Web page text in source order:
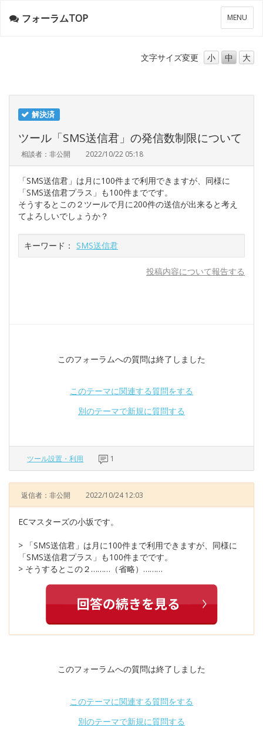
メ
ニ
ー
MENU
フォーラムTOP
文字サイズ変更 小 中 大
解決済
ツール「SMS送信君」の発信数制限について
相談者：非公開 2022/10/22 05:18
「SMS送信君」は月に100件まで利用できますが、同様に
「SMS送信君プラス」も100件までです。
そうするとこの２ツールで月に200件の送信が出来ると考え
てよろしいでしょうか？
キーワード： SMS送信君
投稿内容について報告する
このフォーラムへの質問は終了しました
このテーマに関連する質問をする
別のテーマで新規に質問する
ツール設置・利用 1
返信者：非公開 2022/10/24 12:03
ECマスターズの小坂です。
> 「SMS送信君」は月に100件まで利用できますが、同様に
「SMS送信君プラス」も100件までです。
> そうするとこの２………（省略）………
このフォーラムへの質問は終了しました
このテーマに関連する質問をする
別のテーマで新規に質問する